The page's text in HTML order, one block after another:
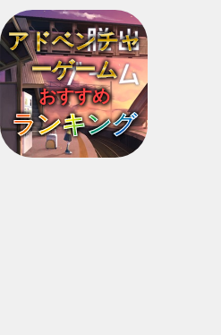
アドベンチャ
ーゲーム
おすすめ
ランキング